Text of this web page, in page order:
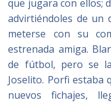
que jugara con ellos;
advirtiéndoles de un
meterse con su
estrenada amiga.
de fútbol, pero se
Joselito. Porfi estaba
nuevos fichajes,